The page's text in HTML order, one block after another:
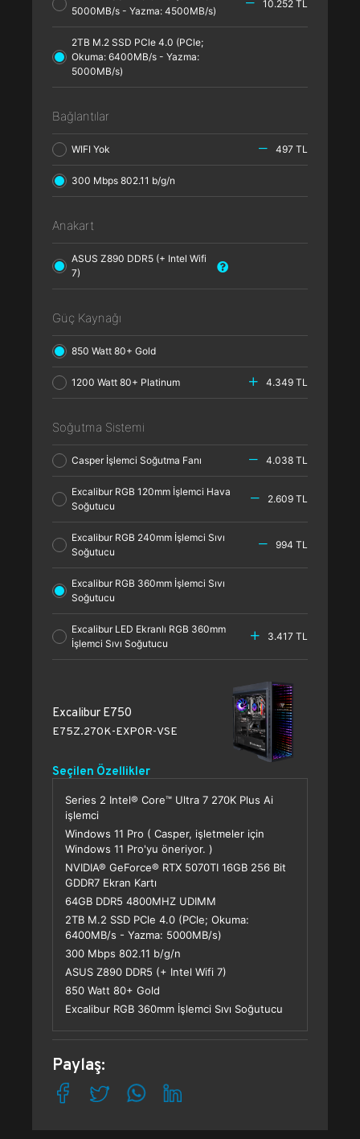
5000MB/s - Yazma: 4500MB/s)
10.252 TL
2TB M.2 SSD PCle 4.0 (PCle;
Okuma: 6400MB/s - Yazma:
5000MB/s)
Bağlantılar
WIFI Yok 497 TL
300 Mbps 802.11 b/g/n
Anakart
ASUS Z890 DDR5 (+ Intel Wifi
7)
Güç Kaynağı
850 Watt 80+ Gold
1200 Watt 80+ Platinum 4.349 TL
Soğutma Sistemi
Casper İşlemci Soğutma Fanı 4.038 TL
Excalibur RGB 120mm İşlemci Hava
Soğutucu
2.609 TL
Excalibur RGB 240mm İşlemci Sıvı
Soğutucu
994 TL
Excalibur RGB 360mm İşlemci Sıvı
Soğutucu
Excalibur LED Ekranlı RGB 360mm
İşlemci Sıvı Soğutucu
3.417 TL
Excalibur E750
E75Z.270K-EXP0R-VSE
Seçilen Özellikler
Series 2 Intel® Core™ Ultra 7 270K Plus Ai
işlemci
Windows 11 Pro ( Casper, işletmeler için
Windows 11 Pro'yu öneriyor. )
NVIDIA® GeForce® RTX 5070TI 16GB 256 Bit
GDDR7 Ekran Kartı
64GB DDR5 4800MHZ UDIMM
2TB M.2 SSD PCle 4.0 (PCle; Okuma:
6400MB/s - Yazma: 5000MB/s)
300 Mbps 802.11 b/g/n
ASUS Z890 DDR5 (+ Intel Wifi 7)
850 Watt 80+ Gold
Excalibur RGB 360mm İşlemci Sıvı Soğutucu
Paylaş: